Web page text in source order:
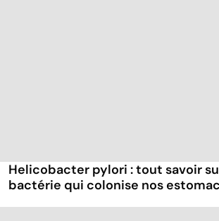
Helicobacter pylori : tout savoir
bactérie qui colonise nos